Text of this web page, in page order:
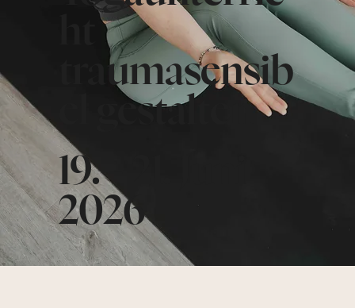
traumasensib
el gestalten
19. - 21. Juni
2026